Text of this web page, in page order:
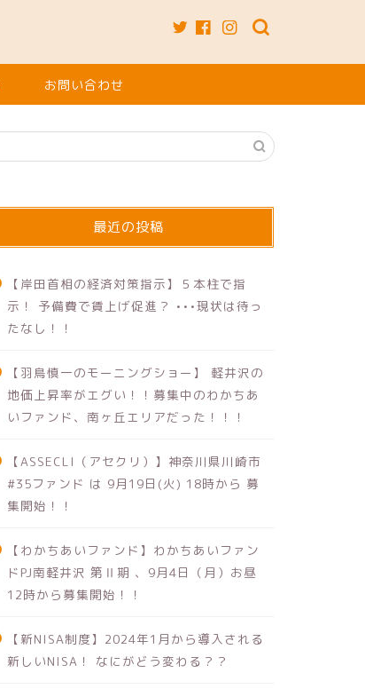
お問い合わせ
最近の投稿
【岸田首相の経済対策指示】５本柱で指
示！ 予備費で賃上げ促進？ •••現状は待っ
たなし！！
【羽鳥慎一のモーニングショー】 軽井沢の
地価上昇率がエグい！！募集中のわかちあ
いファンド、南ヶ丘エリアだった！！！
【ASSECLI（アセクリ）】神奈川県川崎市
#35ファンド は 9月19日(火) 18時から 募
集開始！！
【わかちあいファンド】わかちあいファン
ドPJ南軽井沢 第Ⅱ期 、9月4日（月）お昼
12時から募集開始！！
【新NISA制度】2024年1月から導入される
新しいNISA！ なにがどう変わる？？